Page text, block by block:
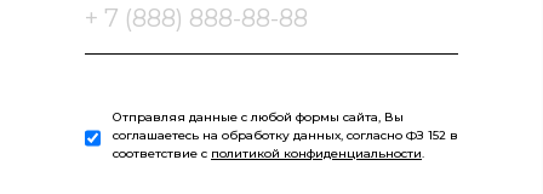
Отправляя данные с любой формы сайта, Вы
соглашаетесь на обработку данных, согласно ФЗ 152 в
соответствие с политикой конфиденциальности.